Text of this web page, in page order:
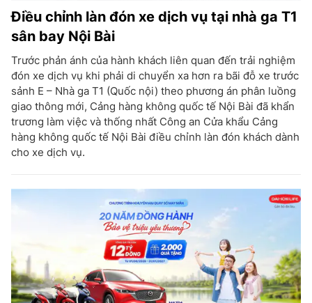
Điều chỉnh làn đón xe dịch vụ tại nhà ga T1
sân bay Nội Bài
Trước phản ánh của hành khách liên quan đến trải nghiệm
đón xe dịch vụ khi phải di chuyển xa hơn ra bãi đỗ xe trước
sảnh E – Nhà ga T1 (Quốc nội) theo phương án phân luồng
giao thông mới, Cảng hàng không quốc tế Nội Bài đã khẩn
trương làm việc và thống nhất Công an Cửa khẩu Cảng
hàng không quốc tế Nội Bài điều chỉnh làn đón khách dành
cho xe dịch vụ.